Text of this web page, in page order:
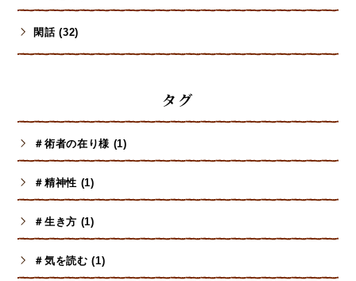
閑話 (32)
タグ
＃術者の在り様 (1)
＃精神性 (1)
＃生き方 (1)
＃気を読む (1)